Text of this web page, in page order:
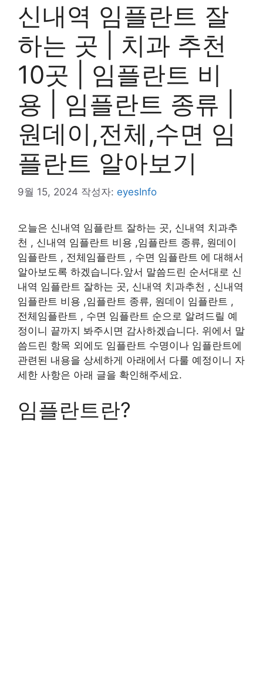
신내역 임플란트 잘
하는 곳 | 치과 추천
10곳 | 임플란트 비
용 | 임플란트 종류 |
원데이,전체,수면 임
플란트 알아보기
9월 15, 2024 작성자: eyesInfo
오늘은 신내역 임플란트 잘하는 곳, 신내역 치과추
천 , 신내역 임플란트 비용 ,임플란트 종류, 원데이
임플란트 , 전체임플란트 , 수면 임플란트 에 대해서
알아보도록 하겠습니다.앞서 말씀드린 순서대로 신
내역 임플란트 잘하는 곳, 신내역 치과추천 , 신내역
임플란트 비용 ,임플란트 종류, 원데이 임플란트 ,
전체임플란트 , 수면 임플란트 순으로 알려드릴 예
정이니 끝까지 봐주시면 감사하겠습니다. 위에서 말
씀드린 항목 외에도 임플란트 수명이나 임플란트에
관련된 내용을 상세하게 아래에서 다룰 예정이니 자
세한 사항은 아래 글을 확인해주세요.
임플란트란?